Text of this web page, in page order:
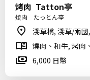
烤肉 Tatton亭
焼肉 たっとん亭
淺草橋, 淺草/兩國
燒肉、和牛, 烤肉
6,000 日幣